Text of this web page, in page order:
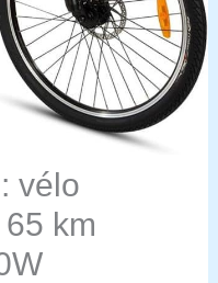
vélo
km